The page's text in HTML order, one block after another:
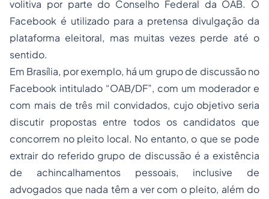
volitiva por parte do Conselho Federal da OAB. O
Facebook é utilizado para a pretensa divulgação da
plataforma eleitoral, mas muitas vezes perde até o
sentido.
Em Brasília, por exemplo, há um grupo de discussão no
Facebook intitulado “OAB/DF”, com um moderador e
com mais de três mil convidados, cujo objetivo seria
discutir propostas entre todos os candidatos que
concorrem no pleito local. No entanto, o que se pode
extrair do referido grupo de discussão é a existência
de achincalhamentos pessoais, inclusive de
advogados que nada têm a ver com o pleito, além do